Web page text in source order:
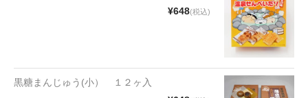
筆記具
¥648(税込)
黒糖まんじゅう(小） １２ヶ入